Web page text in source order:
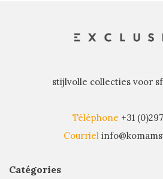
stijlvolle collecties voor
Téléphone +31
Courriel
Catégories